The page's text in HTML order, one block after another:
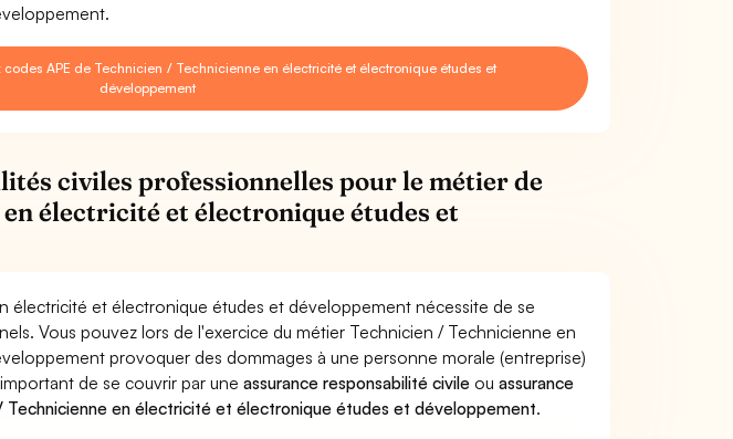
APE de Technicien / Technicienne en électricité et électronique études et
développement
civiles professionnelles pour le métier de
électricité et électronique études et
électricité et électronique études et développement nécessite de se
Vous pouvez lors de l'exercice du métier Technicien / Technicienne en
provoquer des dommages à une personne morale (entreprise)
de se couvrir par uneassurance responsabilité civile ouassurance
Technicienne en électricité et électronique études et développement.